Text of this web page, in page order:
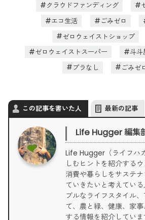
クラウドファンディング
エコ生活
ごみゼロ
ゼロウェイストショップ
ゼロウェイストスーパー
斗斗
プラなし
ごみゼ
この記事を書いた人 最新の記事
Life Hugger 編集
Life Hugger（ライフハ
しむヒントを紹介するウ
消費や暮らしをサステ
ていきたいと考えてい
ブルなライフスタイル
て、農と緑、健康、家
する情報を紹介していま